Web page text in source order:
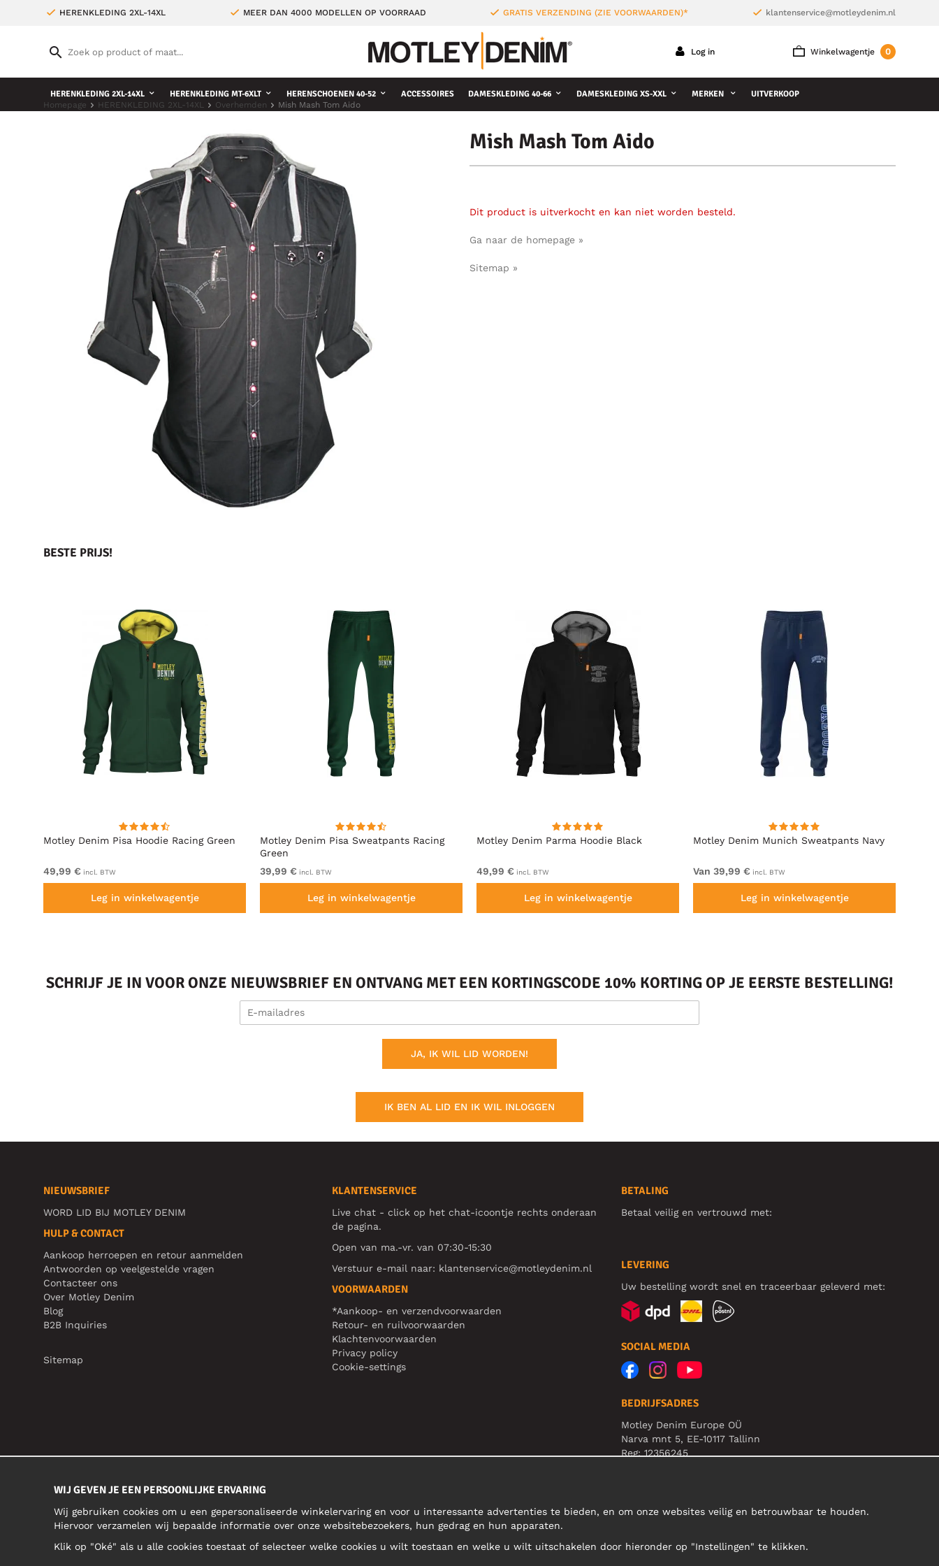
HERENKLEDING 2XL-14XL MEER DAN 4000 MODELLEN OP VOORRAAD GRATIS VERZENDING (ZIE VOORWAARDEN)* klantenservice@motleydenim.nl
Winkelwagentje 0
Log in
HERENKLEDING 2XL-14XL HERENKLEDING MT-6XLT HERENSCHOENEN 40-52 ACCESSOIRES DAMESKLEDING 40-66 DAMESKLEDING XS-XXL MERKEN UITVERKOOP
Homepage HERENKLEDING 2XL-14XL Overhemden Mish Mash Tom Aido
Mish Mash Tom Aido
Dit product is uitverkocht en kan niet worden besteld.
Ga naar de homepage »
Sitemap »
BESTE PRIJS!
Motley Denim Pisa Hoodie Racing Green
49,99 € incl. BTW
Leg in winkelwagentje
Motley Denim Pisa Sweatpants Racing
Green
39,99 € incl. BTW
Leg in winkelwagentje
Motley Denim Parma Hoodie Black
49,99 € incl. BTW
Leg in winkelwagentje
Motley Denim Munich Sweatpants Navy
Van 39,99 € incl. BTW
Leg in winkelwagentje
SCHRIJF JE IN VOOR ONZE NIEUWSBRIEF EN ONTVANG MET EEN KORTINGSCODE 10% KORTING OP JE EERSTE BESTELLING!
JA, IK WIL LID WORDEN!
IK BEN AL LID EN IK WIL INLOGGEN
NIEUWSBRIEF
WORD LID BIJ MOTLEY DENIM
HULP & CONTACT
Aankoop herroepen en retour aanmelden
Antwoorden op veelgestelde vragen
Contacteer ons
Over Motley Denim
Blog
B2B Inquiries
Sitemap
KLANTENSERVICE
Live chat - click op het chat-icoontje rechts onderaan
de pagina.
Open van ma.-vr. van 07:30-15:30
Verstuur e-mail naar: klantenservice@motleydenim.nl
VOORWAARDEN
*Aankoop- en verzendvoorwaarden
Retour- en ruilvoorwaarden
Klachtenvoorwaarden
Privacy policy
Cookie-settings
BETALING
Betaal veilig en vertrouwd met:
LEVERING
Uw bestelling wordt snel en traceerbaar geleverd met:
SOCIAL MEDIA
BEDRIJFSADRES
Motley Denim Europe OÜ
Narva mnt 5, EE-10117 Tallinn
Reg: 12356245
WIJ GEVEN JE EEN PERSOONLIJKE ERVARING
Wij gebruiken cookies om u een gepersonaliseerde winkelervaring en voor u interessante advertenties te bieden, en om onze websites veilig en betrouwbaar te houden.
Hiervoor verzamelen wij bepaalde informatie over onze websitebezoekers, hun gedrag en hun apparaten.
Klik op "Oké" als u alle cookies toestaat of selecteer welke cookies u wilt toestaan en welke u wilt uitschakelen door hieronder op "Instellingen" te klikken.